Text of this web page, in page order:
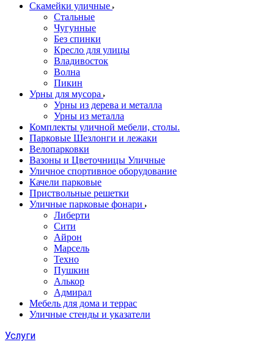
Скамейки уличные
Стальные
Чугунные
Без спинки
Кресло для улицы
Владивосток
Волна
Пикин
Урны для мусора
Урны из дерева и металла
Урны из металла
Комплекты уличной мебели, столы.
Парковые Шезлонги и лежаки
Велопарковки
Вазоны и Цветочницы Уличные
Уличное спортивное оборудование
Качели парковые
Приствольные решетки
Уличные парковые фонари
Либерти
Сити
Айрон
Марсель
Техно
Пушкин
Алькор
Адмирал
Мебель для дома и террас
Уличные стенды и указатели
Услуги